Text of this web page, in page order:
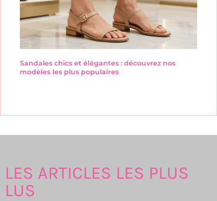
Sandales chics et élégantes : découvrez nos
modèles les plus populaires
LES ARTICLES LES PLUS
LUS